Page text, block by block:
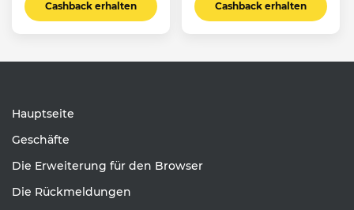
Cashback erhalten Cashback erhalten
Hauptseite
Geschäfte
Die Erweiterung für den Browser
Die Rückmeldungen